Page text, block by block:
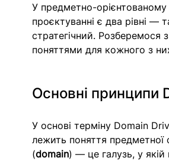
У предметно-орієнтованому
проєктуванні є два рівні —
стратегічний. Розберемося
поняттями для кожного з
Основні принципи
У основі терміну Domain
лежить поняття предметної
(domain) — це галузь, у